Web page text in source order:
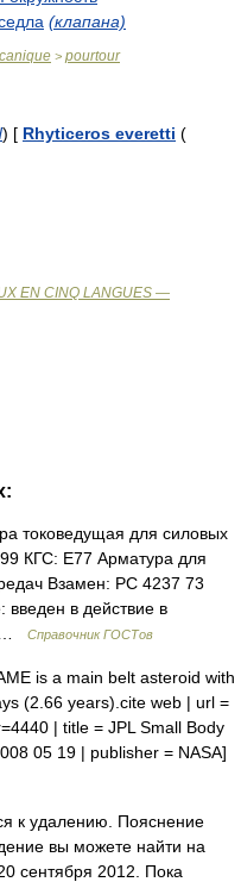
(клапана)
> pourtour
) [ Rhyticeros everetti (
EN CINQ LANGUES —
токоведущая для силовых
КГС: Е77 Арматура для
Взамен: РС 4237 73
в действие в
…
Справочник ГОСТов
is a main belt asteroid with
(2.66 years).cite web | url =
| title = JPL Small Body
05 19 | publisher = NASA]
к удалению. Пояснение
вы можете найти на
сентября 2012. Пока